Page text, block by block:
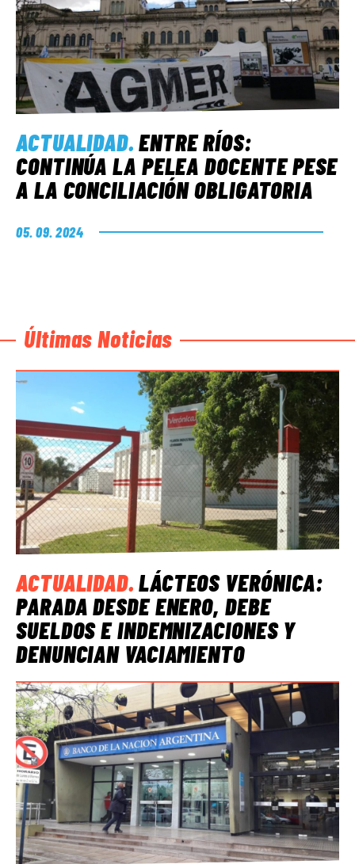
ACTUALIDAD.ENTRE RÍOS:
CONTINÚA LA PELEA DOCENTE PESE
A LA CONCILIACIÓN OBLIGATORIA
05. 09. 2024
Últimas Noticias
ACTUALIDAD.LÁCTEOS VERÓNICA:
PARADA DESDE ENERO, DEBE
SUELDOS E INDEMNIZACIONES Y
DENUNCIAN VACIAMIENTO